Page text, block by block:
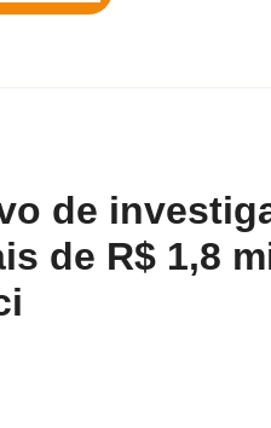
de
de R$ 1,8